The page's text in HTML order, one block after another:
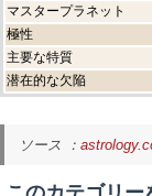
マスタープラネット
極性
主要な特質
潜在的な欠陥
ソース ：